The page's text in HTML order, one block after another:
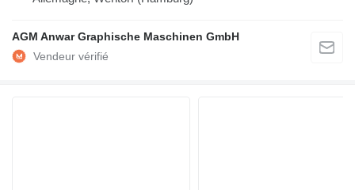
AGM Anwar Graphische Maschinen GmbH